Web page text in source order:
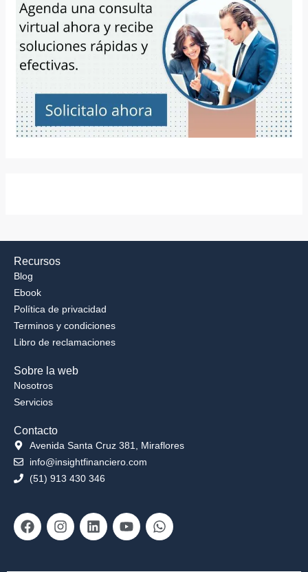
Recursos
Blog
Ebook
Política de privacidad
Terminos y condiciones
Libro de reclamaciones
Sobre la web
Nosotros
Servicios
Contacto
Avenida Santa Cruz 381, Miraflores
info@insightfinanciero.com
(51) 913 430 346